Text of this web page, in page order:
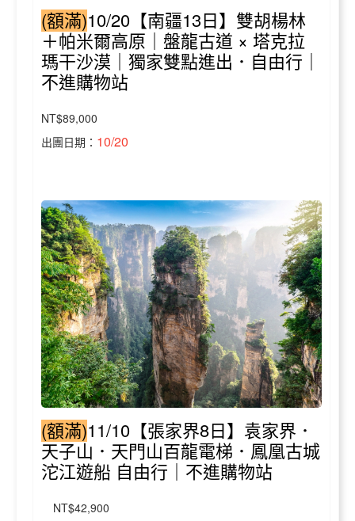
(額滿)10/20【南疆13日】雙胡楊林
＋帕米爾高原｜盤龍古道 × 塔克拉
瑪干沙漠｜獨家雙點進出．自由行｜
不進購物站
NT$89,000
出團日期： 10/20
(額滿)11/10【張家界8日】袁家界．
天子山．天門山百龍電梯．鳳凰古城
沱江遊船 自由行｜不進購物站
NT$42,900